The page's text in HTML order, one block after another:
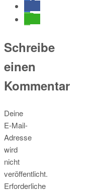
Schreibe
einen
Kommentar
Deine
E-Mail-
Adresse
wird
nicht
veröffentlicht.
Erforderliche